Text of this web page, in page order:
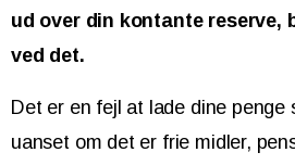
ud over din kontante reserve,
ved det.
Det er en fejl at lade dine penge
uanset om det er frie midler,